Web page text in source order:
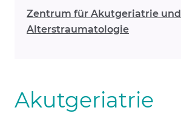
Zentrum für Akutgeriatrie und
Alterstraumatologie
Akutgeriatrie